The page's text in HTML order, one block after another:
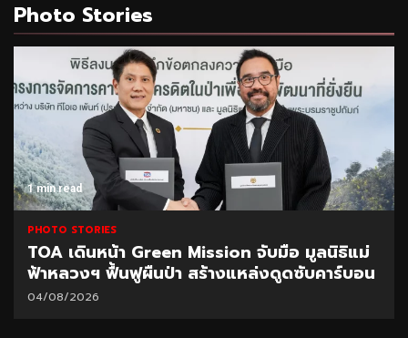
Photo Stories
1 min read
PHOTO STORIES
TOA เดินหน้า Green Mission จับมือ มูลนิธิแม่
ฟ้าหลวงฯ ฟื้นฟูผืนป่า สร้างแหล่งดูดซับคาร์บอน
04/08/2026